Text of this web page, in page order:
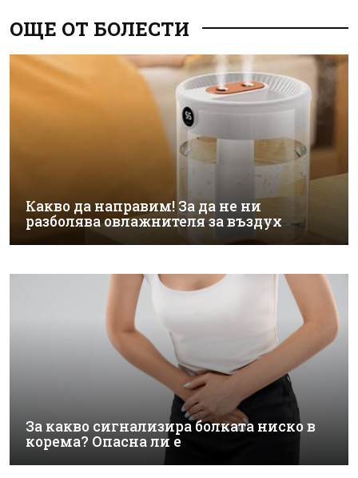
ОЩЕ ОТ БОЛЕСТИ
Какво да направим! За да не ни
разболява овлажнителя за въздух
За какво сигнализира болката ниско в
корема? Опасна ли е